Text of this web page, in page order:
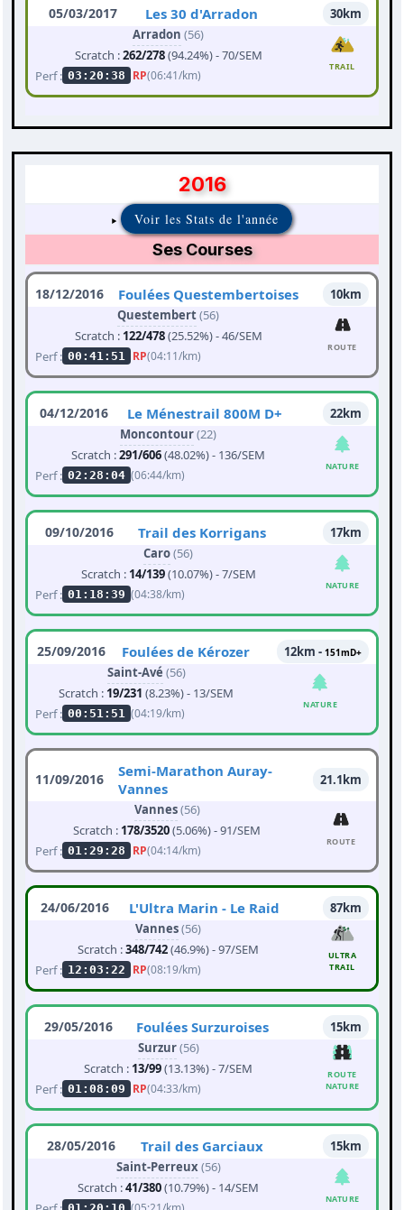
05/03/2017 Les 30 d'Arradon
30km
Arradon (56)
Scratch :262/278(94.24%) - 70/SEM
Perf : 03:20:38 RP(06:41/km)
TRAIL
2016
Voir les Stats de l'année
Ses Courses
18/12/2016 Foulées Questembertoises
10km
Questembert(56)
Scratch : 122/478(25.52%) - 46/SEM
Perf : 00:41:51 RP(04:11/km)
ROUTE
04/12/2016 Le Ménestrail 800M D+
22km
Moncontour(22)
Scratch :291/606(48.02%) - 136/SEM
Perf : 02:28:04 (06:44/km)
NATURE
09/10/2016 Trail des Korrigans
17km
Caro(56)
Scratch : 14/139(10.07%) - 7/SEM
Perf : 01:18:39 (04:38/km)
NATURE
25/09/2016 Foulées de Kérozer 12km - 151mD+
Saint-Avé (56)
Scratch : 19/231 (8.23%) - 13/SEM
Perf : 00:51:51 (04:19/km)
NATURE
11/09/2016
Semi-Marathon Auray-
Vannes
21.1km
Vannes(56)
Scratch : 178/3520(5.06%) - 91/SEM
Perf : 01:29:28 RP(04:14/km)
ROUTE
24/06/2016 L'Ultra Marin - Le Raid
87km
Vannes(56)
Scratch :348/742(46.9%) - 97/SEM
Perf : 12:03:22 RP(08:19/km)
ULTRA
TRAIL
29/05/2016 Foulées Surzuroises
15km
Surzur(56)
Scratch : 13/99(13.13%) - 7/SEM
Perf : 01:08:09 RP(04:33/km)
ROUTE
NATURE
28/05/2016 Trail des Garciaux
15km
Saint-Perreux(56)
Scratch :41/380(10.79%) - 14/SEM
NATURE